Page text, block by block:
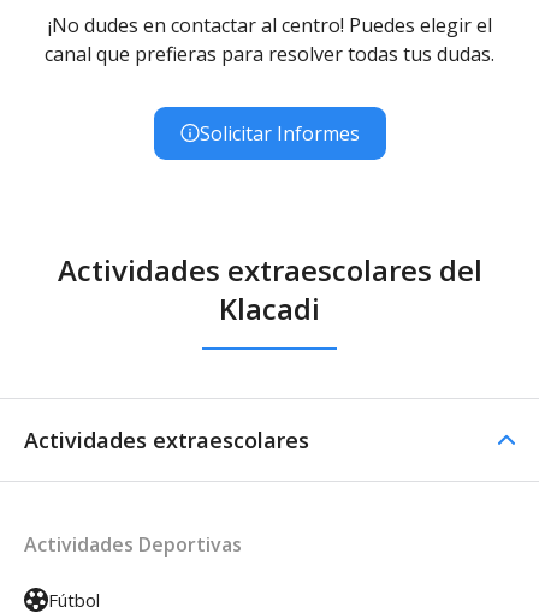
¡No dudes en contactar al centro! Puedes elegir el
canal que prefieras para resolver todas tus dudas.
Solicitar Informes
Actividades extraescolares del
Klacadi
Actividades extraescolares
Actividades Deportivas
Fútbol